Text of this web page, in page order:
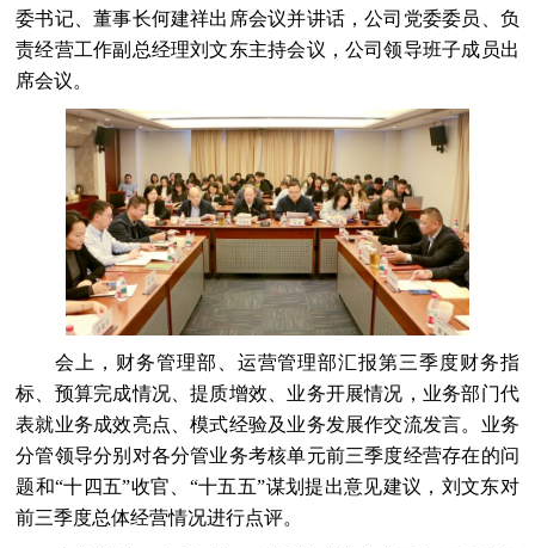
委书记、董事长何建祥出席会议并讲话，公司党委委员、负
责经营工作副总经理刘文东主持会议，公司领导班子成员出
席会议。
会上，财务管理部、运营管理部汇报第三季度财务指
标、预算完成情况、提质增效、业务开展情况，业务部门代
表就业务成效亮点、模式经验及业务发展作交流发言。业务
分管领导分别对各分管业务考核单元前三季度经营存在的问
题和“十四五”收官、“十五五”谋划提出意见建议，刘文东对
前三季度总体经营情况进行点评。